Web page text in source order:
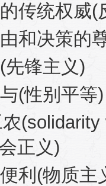
传统权威(
和决策的
(先锋主义)
(性别平等)
正义)
利 (物质主